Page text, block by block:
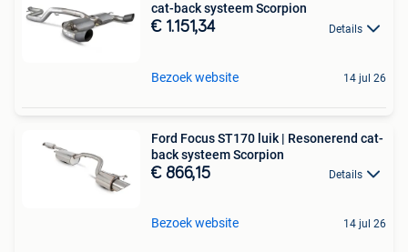
cat-back systeem Scorpion
€ 1.151,34 Details
Bezoek website 14 jul 26
Ford Focus ST170 luik | Resonerend cat-
back systeem Scorpion
€ 866,15 Details
Bezoek website 14 jul 26